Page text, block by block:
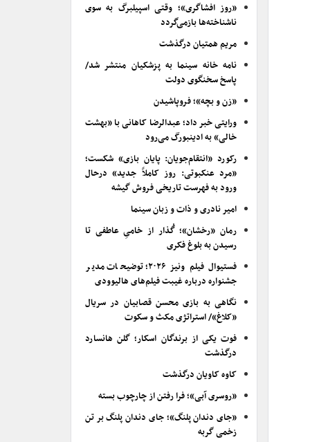
«روز افشاگری»؛ وقتی اسپیلبرگ به سوی
ناشناخته‌ها بازمی‌گردد
مریم همتیان درگذشت
نامه خانه سینما به پزشکیان منتشر شد/
پاسخ سخنگوی دولت
«زن و بچه»؛ فروپاشیدن
ورایتی خبر داد؛ عبدالرضا کاهانی با «بهشت
خالی» به ادینبورگ می‌رود
رکورد «انتقام‌جویان: پایان بازی» شکست؛
«مرد عنکبوتی: روز کاملاً جدید» درحال
ورود به فهرست تاریخی فروش گیشه
امیر نادری و ذات و زبان سینما
رمان «رخشان»؛ گُذار از خامیِ عاطفی تا
رسیدن به بلوغ فکری
فستیوال فیلم ونیز ۲۰۲۶؛ توضیحات مدیر
جشنواره درباره غیبت فیلم‌های هالیوودی
نگاهی به بازی محسن قصابیان در سریال
«کلاغ»/ استراتژی مکث و سکوت
فوت یکی از برندگان اسکار؛ گلن هانسارد
درگذشت
کاوه کاویان درگذشت
«روسری آبی»؛ فرا رفتن از چارچوب بسته
«جای دندان پلنگ»؛ جای دندان پلنگ بر تن
زخمی گربه